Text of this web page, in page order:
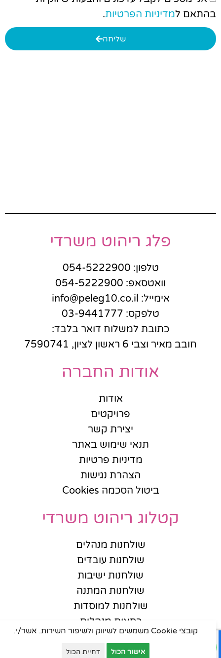
בהתאם למדיניות הפרטיות.
שליחה
פלג ריהוט משרדי
טלפון: 054-5222900
וואטסאפ: 054-5222900
אימייל: info@peleg10.co.il
טלפקס: 03-9441777
כתובת למשלוח דואר בלבד:
חובב מאיר וצבי 6 ראשון לציון, 7590741
אודות החברה
אודות
פרויקטים
יצירת קשר
תנאי שימוש באתר
מדיניות פרטיות
הצהרת נגישות
ביטול הסכמה Cookies
קטלוג ריהוט משרדי
שולחנות מנהלים
שולחנות עובדים
שולחנות ישיבות
שולחנות המתנה
שולחנות למוסדות
כסאות מנהלים
כסאות עובדים
כסאות אורחים
קובצי Cookie משמשים לשיווק ולשיפור השירות. אשר/י.
אישור הכול דחיית הכול